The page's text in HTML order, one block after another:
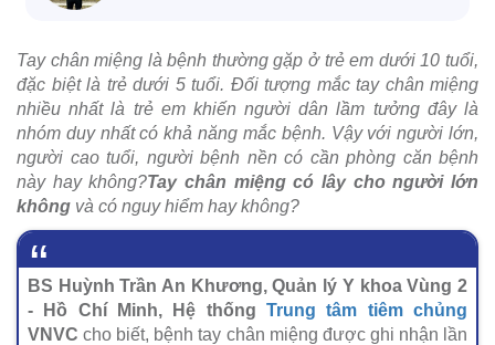
Tay chân miệng là bệnh thường gặp ở trẻ em dưới 10 tuổi,
đặc biệt là trẻ dưới 5 tuổi. Đối tượng mắc tay chân miệng
nhiều nhất là trẻ em khiến người dân lầm tưởng đây là
nhóm duy nhất có khả năng mắc bệnh. Vậy với người lớn,
người cao tuổi, người bệnh nền có cần phòng căn bệnh
này hay không?Tay chân miệng có lây cho người lớn
không và có nguy hiểm hay không?
BS Huỳnh Trần An Khương, Quản lý Y khoa Vùng 2
- Hồ Chí Minh, Hệ thống Trung tâm tiêm chủng
VNVC cho biết, bệnh tay chân miệng được ghi nhận lần